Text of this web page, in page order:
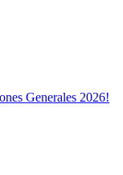
Generales 2026!